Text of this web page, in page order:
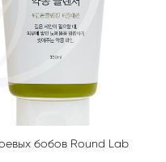
бобов Round Lab